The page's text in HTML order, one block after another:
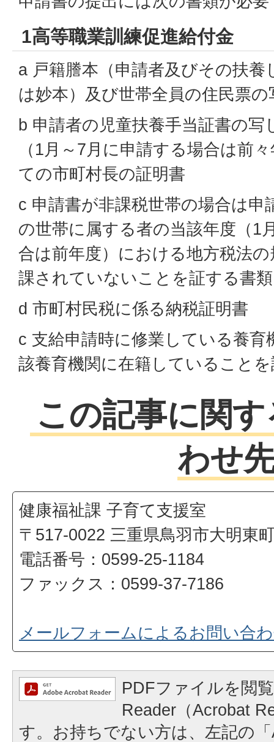
1高等職業訓練促進給付金
a 戸籍謄本（申請者及びその扶
は妙本）及び世帯全員の住民票の
b 申請者の児童扶養手当証書の写
（1月～7月に申請する場合は前
ての市町村長の証明書
c 申請書が非課税世帯の場合は申
の世帯に属する者の当該年度（1
合は前年度）における地方税法
課されていないことを証する書類
d 市町村民税に係る納税証明書
c 支給申請時に修業している養育
該養育機関に在籍していること
この記事に関
わせ
健康福祉課 子育て支援室
〒517-0022 三重県鳥羽市大明東
電話番号：0599-25-1184
ファックス：0599-37-7186
メールフォームによるお問い合
PDFファイルを閲
Reader（Acrobat
す。お持ちでない方は、左記の